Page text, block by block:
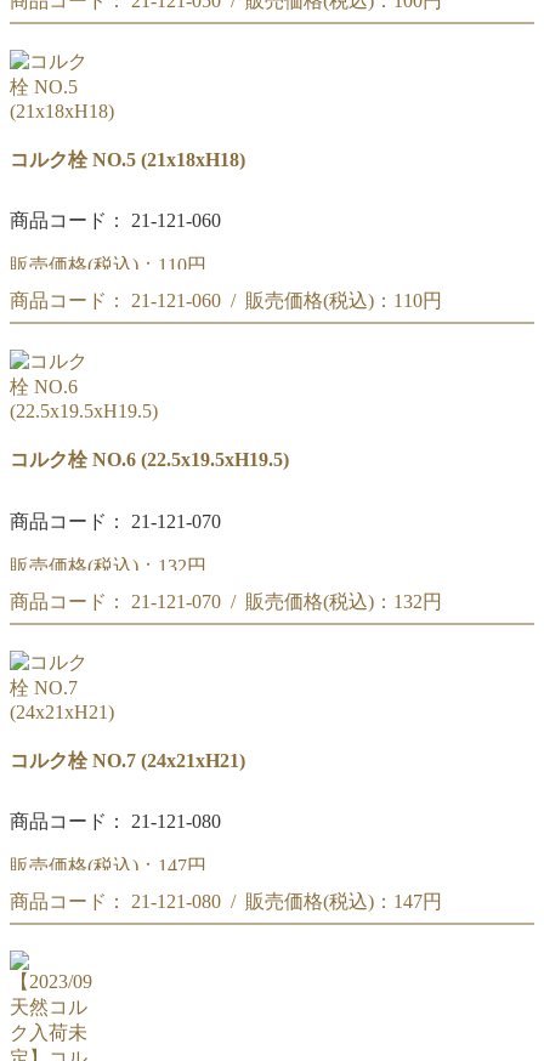
コルク栓 NO.4
コルク栓 NO.4
(19.5x16.5xH18)
コルク栓 NO.5 (21x18xH18)
商品コード： 21-121-060
販売価格(税込)： 110円
コルク栓 NO.5
商品コード： 21-121-060 / 販売価格(税込)： 110円
コルク栓 NO.5
(21x18xH18)
コルク栓 NO.6 (22.5x19.5xH19.5)
商品コード： 21-121-070
販売価格(税込)： 132円
コルク栓 NO.6
商品コード： 21-121-070 / 販売価格(税込)： 132円
コルク栓 NO.6
(22.5x19.5xH19.5)
コルク栓 NO.7 (24x21xH21)
商品コード： 21-121-080
販売価格(税込)： 147円
コルク栓 NO.7
商品コード： 21-121-080 / 販売価格(税込)： 147円
コルク栓 NO.7
(24x21xH21)